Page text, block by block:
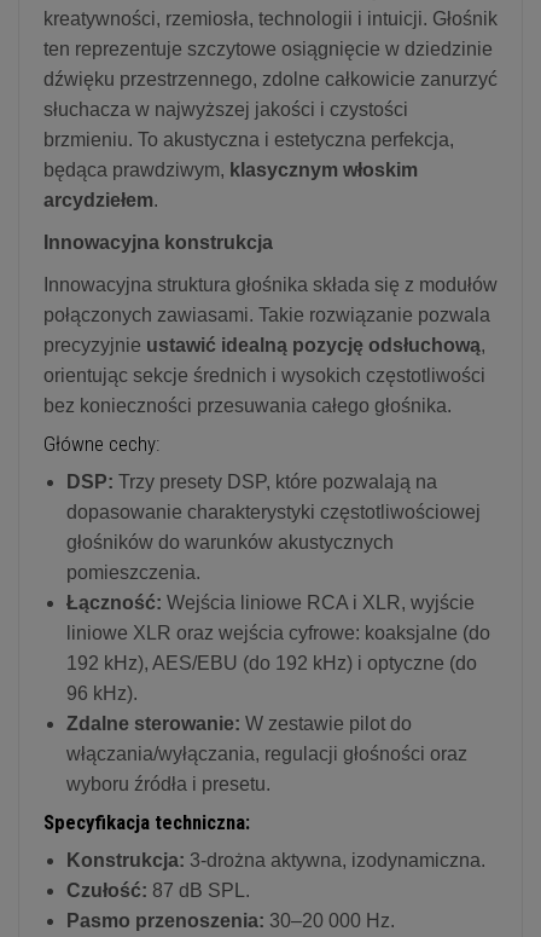
kreatywności, rzemiosła, technologii i intuicji. Głośnik
ten reprezentuje szczytowe osiągnięcie w dziedzinie
dźwięku przestrzennego, zdolne całkowicie zanurzyć
słuchacza w najwyższej jakości i czystości
brzmieniu. To akustyczna i estetyczna perfekcja,
będąca prawdziwym, klasycznym włoskim
arcydziełem.
Innowacyjna konstrukcja
Innowacyjna struktura głośnika składa się z modułów
połączonych zawiasami. Takie rozwiązanie pozwala
precyzyjnie ustawić idealną pozycję odsłuchową,
orientując sekcje średnich i wysokich częstotliwości
bez konieczności przesuwania całego głośnika.
Główne cechy:
DSP: Trzy presety DSP, które pozwalają na
dopasowanie charakterystyki częstotliwościowej
głośników do warunków akustycznych
pomieszczenia.
Łączność: Wejścia liniowe RCA i XLR, wyjście
liniowe XLR oraz wejścia cyfrowe: koaksjalne (do
192 kHz), AES/EBU (do 192 kHz) i optyczne (do
96 kHz).
Zdalne sterowanie: W zestawie pilot do
włączania/wyłączania, regulacji głośności oraz
wyboru źródła i presetu.
Specyfikacja techniczna:
Konstrukcja: 3-drożna aktywna, izodynamiczna.
Czułość: 87 dB SPL.
Pasmo przenoszenia: 30–20 000 Hz.